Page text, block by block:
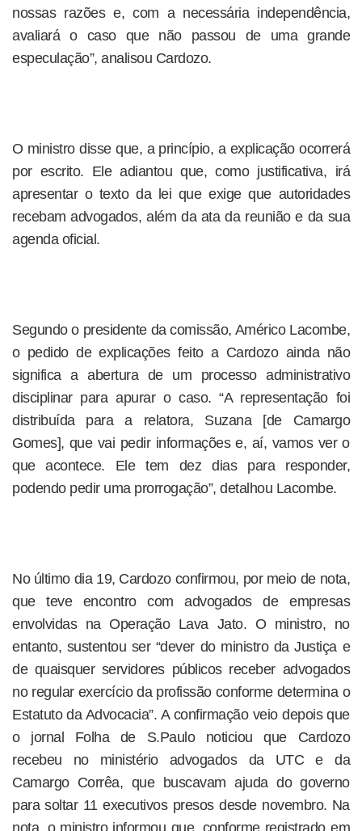
nossas razões e, com a necessária independência,
avaliará o caso que não passou de uma grande
especulação”, analisou Cardozo.
O ministro disse que, a princípio, a explicação ocorrerá
por escrito. Ele adiantou que, como justificativa, irá
apresentar o texto da lei que exige que autoridades
recebam advogados, além da ata da reunião e da sua
agenda oficial.
Segundo o presidente da comissão, Américo Lacombe,
o pedido de explicações feito a Cardozo ainda não
significa a abertura de um processo administrativo
disciplinar para apurar o caso. “A representação foi
distribuída para a relatora, Suzana [de Camargo
Gomes], que vai pedir informações e, aí, vamos ver o
que acontece. Ele tem dez dias para responder,
podendo pedir uma prorrogação”, detalhou Lacombe.
No último dia 19, Cardozo confirmou, por meio de nota,
que teve encontro com advogados de empresas
envolvidas na Operação Lava Jato. O ministro, no
entanto, sustentou ser “dever do ministro da Justiça e
de quaisquer servidores públicos receber advogados
no regular exercício da profissão conforme determina o
Estatuto da Advocacia”. A confirmação veio depois que
o jornal Folha de S.Paulo noticiou que Cardozo
recebeu no ministério advogados da UTC e da
Camargo Corrêa, que buscavam ajuda do governo
para soltar 11 executivos presos desde novembro. Na
nota, o ministro informou que, conforme registrado em